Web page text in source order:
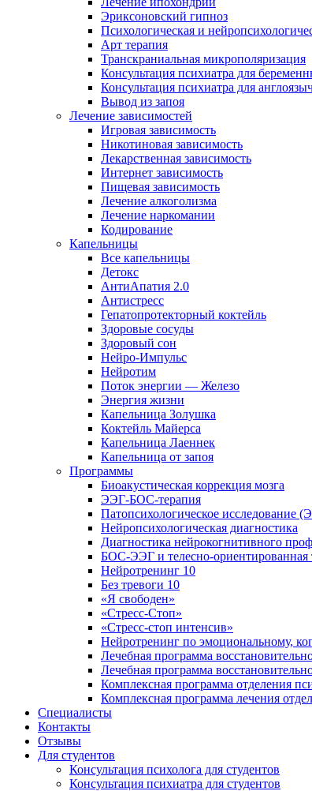
Эриксоновский гипноз
Психологическая и
Арт терапия
Транскраниальная микрополяризация
Консультация психиатра для
Консультация психиатра для
Вывод из запоя
Лечение зависимостей
Игровая зависимость
Никотиновая зависимость
Лекарственная зависимость
Интернет зависимость
Пищевая зависимость
Лечение алкоголизма
Лечение наркомании
Кодирование
Капельницы
Все капельницы
Детокс
АнтиАпатия 2.0
Антистресс
Гепатопротекторный коктейль
Здоровые сосуды
Здоровый сон
Нейро-Импульс
Нейротим
Поток энергии — Железо
Энергия жизни
Капельница Золушка
Коктейль Майерса
Капельница Лаеннек
Капельница от запоя
Программы
Биоакустическая коррекция мозга
ЭЭГ-БОС-терапия
Патопсихологическое исследование
Нейропсихологическая диагностика
Диагностика нейрокогнитивного
БОС-ЭЭГ и телесно-ориентированная
Нейротренинг 10
Без тревоги 10
«Я свободен»
«Стресс-Стоп»
«Стресс-стоп интенсив»
Нейротренинг по эмоциональному,
Лечебная программа
Лечебная программа
Комплексная программа отделения
Комплексная программа лечения
Специалисты
Контакты
Отзывы
Для студентов
Консультация психолога для студентов
Консультация психиатра для студентов